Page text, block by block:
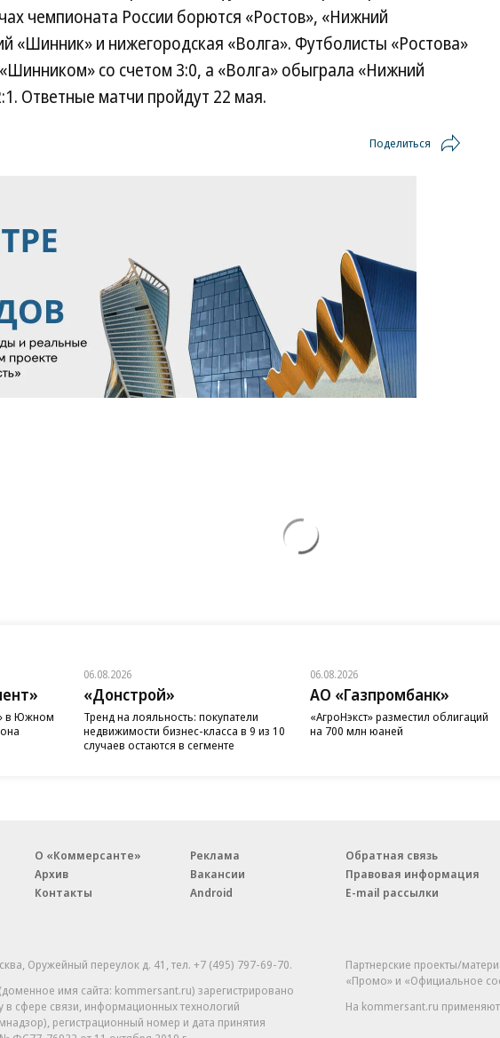
чемпионата России борются «Ростов», «Нижний
«Шинник» и нижегородская «Волга». Футболисты «Ростова»
со счетом 3:0, а «Волга» обыграла «Нижний
Ответные матчи пройдут 22 мая.
Поделиться
в Южном
06.08.2026
«Донстрой»
Тренд на лояльность: покупатели
недвижимости бизнес-класса в 9 из 10
случаев остаются в сегменте
06.08.2026
АО «Газпромбанк»
«АгроНэкст» разместил облигаций
на 700 млн юаней
О «Коммерсанте»
Архив
Контакты
Реклама
Вакансии
Android
Обратная связь
Правовая информация
E-mail рассылки
Оружейный переулок д. 41,тел. +7 (495) 797-69-70.
имя сайта: kommersant.ru) зарегистрировано
сфере связи, информационных технологий
регистрационный номер и дата принятия
Партнерские проекты/
«Промо» и «Официальное
На kommersant.ru